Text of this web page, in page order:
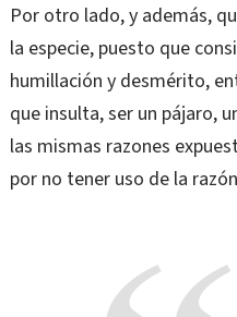
Por otro lado, y además,
la especie, puesto que
humillación y desmérito,
que insulta, ser un pájaro,
las mismas razones
por no tener uso de la